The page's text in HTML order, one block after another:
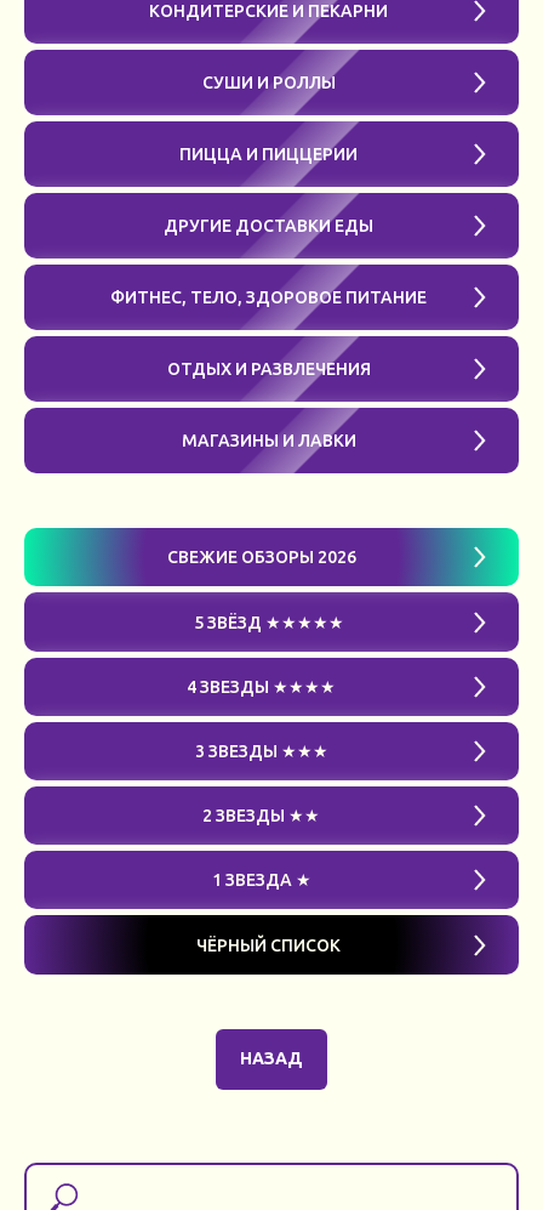
КОНДИТЕРСКИЕ И ПЕКАРНИ
СУШИ И РОЛЛЫ
ПИЦЦА И ПИЦЦЕРИИ
ДРУГИЕ ДОСТАВКИ ЕДЫ
ФИТНЕС, ТЕЛО, ЗДОРОВОЕ ПИТАНИЕ
ОТДЫХ И РАЗВЛЕЧЕНИЯ
МАГАЗИНЫ И ЛАВКИ
СВЕЖИЕ ОБЗОРЫ 2026
5 ЗВЁЗД ★★★★★
4 ЗВЕЗДЫ ★★★★
3 ЗВЕЗДЫ ★★★
2 ЗВЕЗДЫ ★★
1 ЗВЕЗДА ★
ЧЁРНЫЙ СПИСОК
НАЗАД